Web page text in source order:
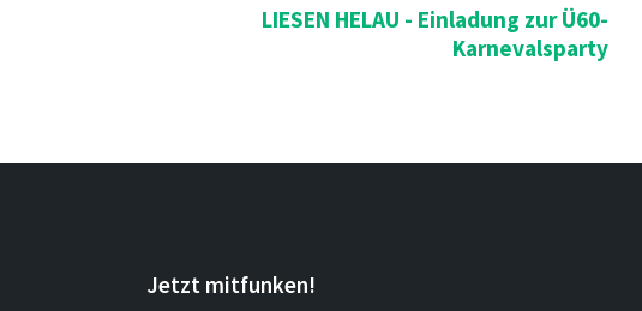
LIESEN HELAU - Einladung zur Ü60-
Karnevalsparty
Jetzt mitfunken!